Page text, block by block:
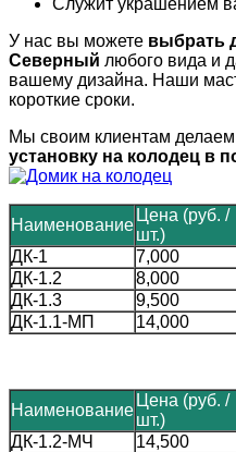
Служит украшением
У нас вы можете выбрать
Северный любого вида и
вашему дизайна. Наши
короткие сроки.
Мы своим клиентам делаем
установку на колодец в
Наименование
Цена (руб. /
шт.)
ДК-1
7,000
ДК-1.2
8,000
ДК-1.3
9,500
ДК-1.1-МП
14,000
Наименование
Цена (руб. /
шт.)
ДК-1.2-МЧ
14,500